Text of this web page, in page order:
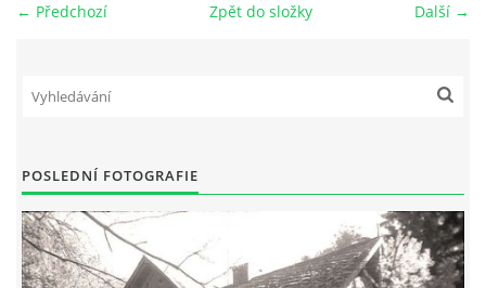
Tento projekt je realizován za finanční podpory
města Domažlice.
© 2026 eStránky.cz Aktualizováno: 17. 7. 2026|Nahoru ↑
← Předchozí Další →
Zpět do složky
POSLEDNÍ FOTOGRAFIE